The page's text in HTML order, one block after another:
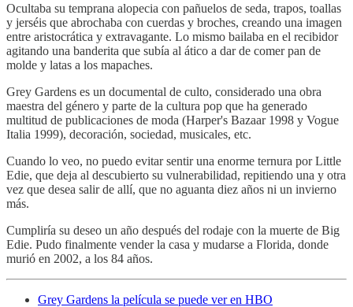
Ocultaba su temprana alopecia con pañuelos de seda, trapos, toallas
y jerséis que abrochaba con cuerdas y broches, creando una imagen
entre aristocrática y extravagante. Lo mismo bailaba en el recibidor
agitando una banderita que subía al ático a dar de comer pan de
molde y latas a los mapaches.
Grey Gardens es un documental de culto, considerado una obra
maestra del género y parte de la cultura pop que ha generado
multitud de publicaciones de moda (Harper's Bazaar 1998 y Vogue
Italia 1999), decoración, sociedad, musicales, etc.
Cuando lo veo, no puedo evitar sentir una enorme ternura por Little
Edie, que deja al descubierto su vulnerabilidad, repitiendo una y otra
vez que desea salir de allí, que no aguanta diez años ni un invierno
más.
Cumpliría su deseo un año después del rodaje con la muerte de Big
Edie. Pudo finalmente vender la casa y mudarse a Florida, donde
murió en 2002, a los 84 años.
Grey Gardens la película se puede ver en HBO